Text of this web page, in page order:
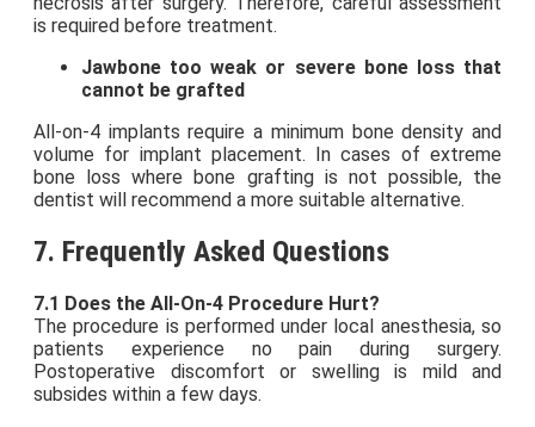
is required before treatment.
Jawbone too weak or severe bone loss that
cannot be grafted
All-on-4 implants require a minimum bone density and
volume for implant placement. In cases of extreme
bone loss where bone grafting is not possible, the
dentist will recommend a more suitable alternative.
7. Frequently Asked Questions
7.1 Does the All-On-4 Procedure Hurt?
The procedure is performed under local anesthesia, so
patients experience no pain during surgery.
Postoperative discomfort or swelling is mild and
subsides within a few days.